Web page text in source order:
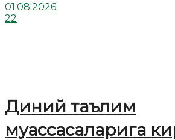
01.08.2026
22
Диний таълим
муассасаларига